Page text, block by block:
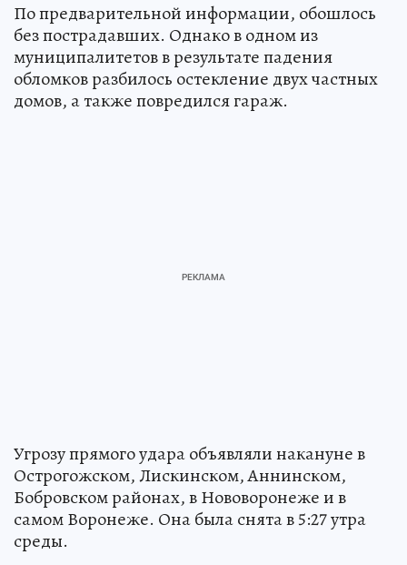
По предварительной информации, обошлось
без пострадавших. Однако в одном из
муниципалитетов в результате падения
обломков разбилось остекление двух частных
домов, а также повредился гараж.
Угрозу прямого удара объявляли накануне в
Острогожском, Лискинском, Аннинском,
Бобровском районах, в Нововоронеже и в
самом Воронеже. Она была снята в 5:27 утра
среды.